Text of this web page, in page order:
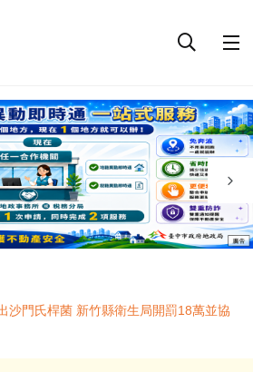
沙門氏桿菌 新竹縣衛生局開罰18萬並協